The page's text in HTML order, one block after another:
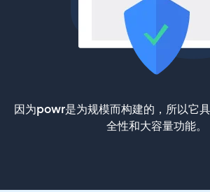
因为powr是为规模而构建的，所以它
全性和大容量功能。